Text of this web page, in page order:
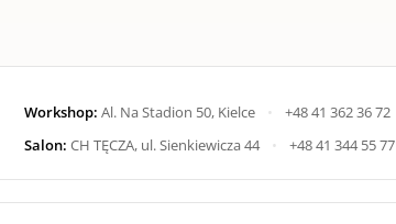
Workshop: Al. Na Stadion 50, Kielce • +48 41 362 36 72
Salon: CH TĘCZA, ul. Sienkiewicza 44 • +48 41 344 55 77